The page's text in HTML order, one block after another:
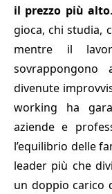
il prezzo più alto
gioca, chi studia,
mentre il
divenute
working ha
aziende e
l’equilibrio delle
leader più che
un doppio carico